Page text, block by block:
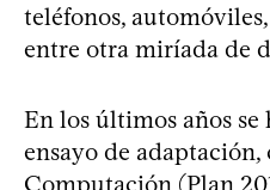
teléfonos,
entre otra miríada de
En los últimos años
ensayo de
Computación (Plan